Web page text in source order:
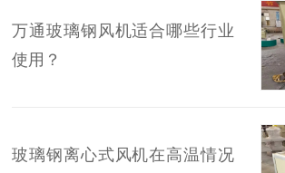
万通玻璃钢风机适合哪些行业
使用？
玻璃钢离心式风机在高温情况